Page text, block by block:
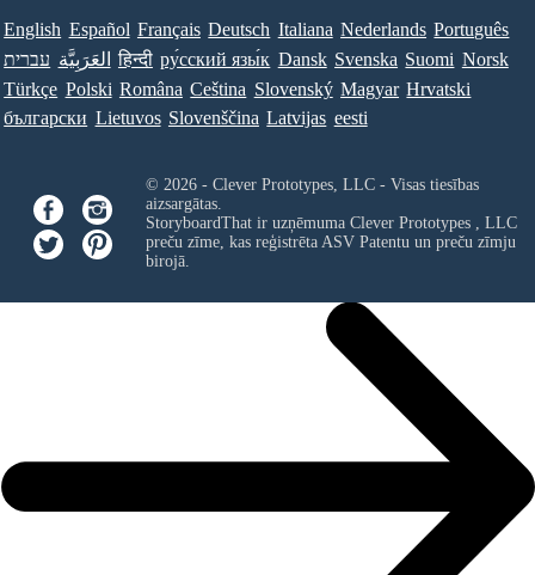
English Español Français Deutsch Italiana Nederlands Português
עברית العَرَبِيَّة हिन्दी ру́сский язы́к Dansk Svenska Suomi Norsk
Türkçe Polski Româna Ceština Slovenský Magyar Hrvatski
български Lietuvos Slovenščina Latvijas eesti
© 2026 - Clever Prototypes, LLC - Visas tiesības
aizsargātas.
StoryboardThat ir uzņēmuma Clever Prototypes , LLC
preču zīme, kas reģistrēta ASV Patentu un preču zīmju
birojā.